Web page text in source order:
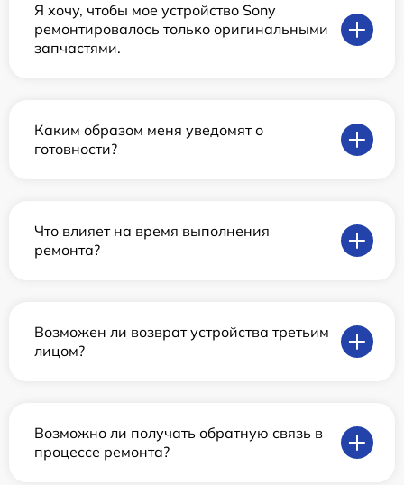
Я хочу, чтобы мое устройство Sony
ремонтировалось только оригинальными
запчастями.
Каким образом меня уведомят о
готовности?
Что влияет на время выполнения
ремонта?
Возможен ли возврат устройства третьим
лицом?
Возможно ли получать обратную связь в
процессе ремонта?